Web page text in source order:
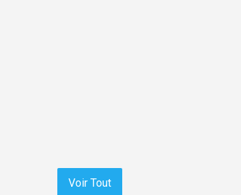
Voir Tout